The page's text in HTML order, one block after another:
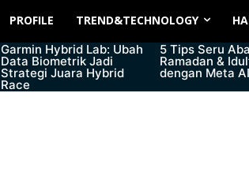
PROFILE TREND&TECHNOLOGY
Garmin Hybrid Lab: Ubah
Data Biometrik Jadi
Strategi Juara Hybrid
Race
5 Tips Seru
Ramadan &
dengan Meta AI